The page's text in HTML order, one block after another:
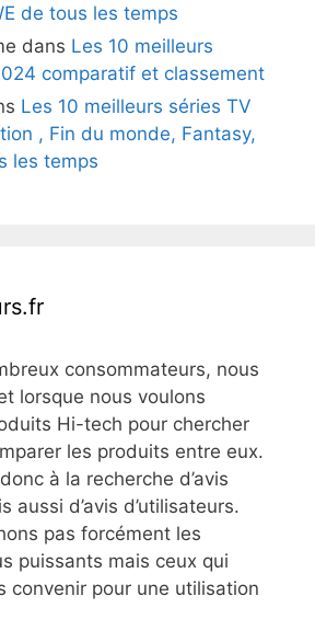
de tous les temps
dans Les 10 meilleurs
comparatif et classement
Les 10 meilleurs séries TV
, Fin du monde, Fantasy,
les temps
consommateurs, nous
lorsque nous voulons
Hi-tech pour chercher
les produits entre eux.
à la recherche d’avis
aussi d’avis d’utilisateurs.
pas forcément les
puissants mais ceux qui
convenir pour une utilisation